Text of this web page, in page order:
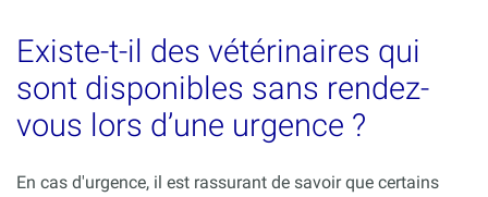
Existe-t-il des vétérinaires qui
sont disponibles sans rendez-
vous lors d’une urgence ?
En cas d'urgence, il est rassurant de savoir que certains